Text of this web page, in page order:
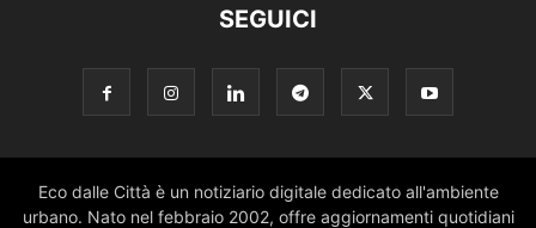
SEGUICI
Eco dalle Città è un notiziario digitale dedicato all'ambiente
urbano. Nato nel febbraio 2002, offre aggiornamenti quotidiani